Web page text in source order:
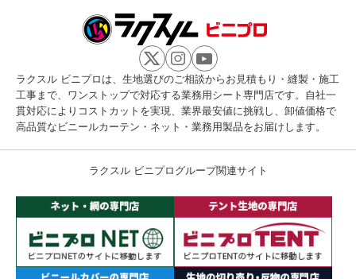
ラクスル ビニプロは、生地選びのご相談からお見積もり・縫製・施工
工事まで、ワンストップで対応する業務用シート専門店です。自社一
貫対応によりコストカットを実現、業界最安値に挑戦し、卸値価格で
高品質なビニールカーテン・ネット・業務用製品をお届けします。
ラクスル ビニプログループ関連サイト